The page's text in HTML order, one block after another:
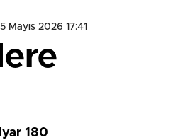
Mayıs 2026 17:41
180